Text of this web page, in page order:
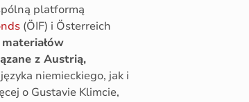
platformą
(ÖIF) i Österreich
z Austrią,
niemieckiego, jak i
o Gustavie Klimcie,